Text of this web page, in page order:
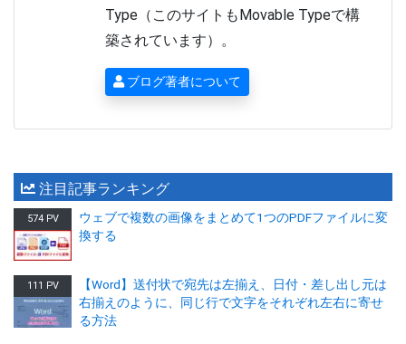
Type（このサイトもMovable Typeで構
築されています）。
ブログ著者について
注目記事ランキング
574 PV
ウェブで複数の画像をまとめて1つのPDFファイルに変
換する
111 PV
【Word】送付状で宛先は左揃え、日付・差し出し元は
右揃えのように、同じ行で文字をそれぞれ左右に寄せ
る方法